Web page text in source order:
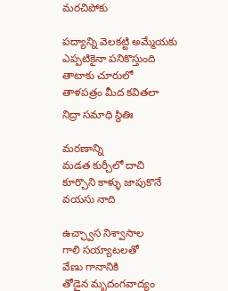
మరచిపోకు
పద్యాన్ని వెలకట్టి అమ్మేయకు
ఎప్పటికైనా పనికొస్తుంది
తాటాకు చూరులో
తాళపత్రం మీద కవితలా
నిద్రా సమాధి స్థితిః
మరణాన్ని
మడత కుర్చీలో దాచి
కూర్చొని కాళ్ళు జాపుకొనే
వయసు నాది
ఉచ్ఛ్వాస నిశ్వాసాల
గాలి సయ్యాటలతో
వేణు గానానికి
తోడైన మృదంగవాద్యం